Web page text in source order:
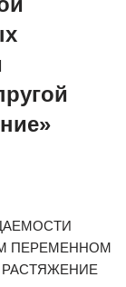
ПЕРЕМЕННОМ